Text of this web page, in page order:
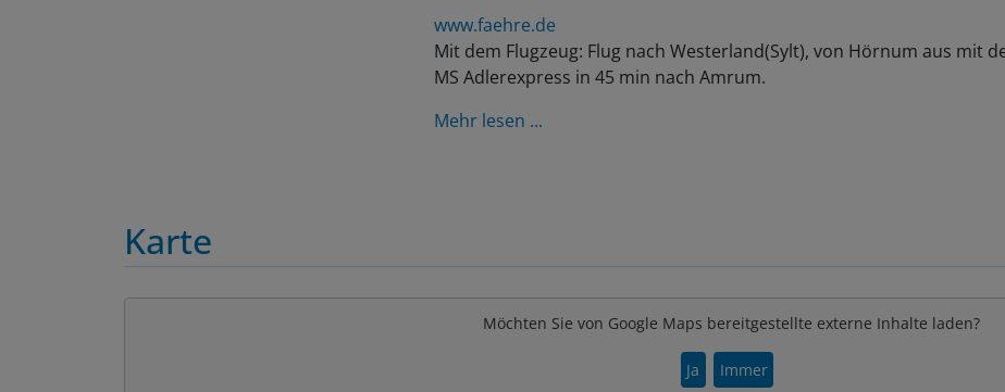
www.faehre.de
Mit dem Flugzeug: Flug nach Westerland(Sylt), von Hörnum aus mit der
MS Adlerexpress in 45 min nach Amrum.
Mehr lesen ...
Karte
Ja Immer